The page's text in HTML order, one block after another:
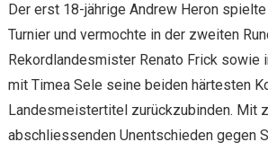
Der erst 18-jährige Andrew Heron
Turnier und vermochte in der zweiten
Rekordlandesmister Renato Frick sowie
mit Timea Sele seine beiden härtesten
Landesmeistertitel zurückzubinden. Mit
abschliessenden Unentschieden gegen